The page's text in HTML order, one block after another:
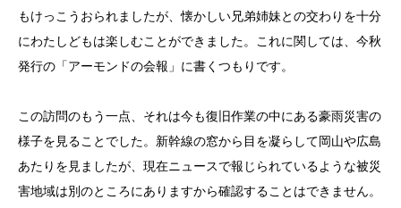
もけっこうおられましたが、懐かしい兄弟姉妹との交わりを十分
にわたしどもは楽しむことができました。これに関しては、今秋
発行の「アーモンドの会報」に書くつもりです。
この訪問のもう一点、それは今も復旧作業の中にある豪雨災害の
様子を見ることでした。新幹線の窓から目を凝らして岡山や広島
あたりを見ましたが、現在ニュースで報じられているような被災
害地域は別のところにありますから確認することはできません。